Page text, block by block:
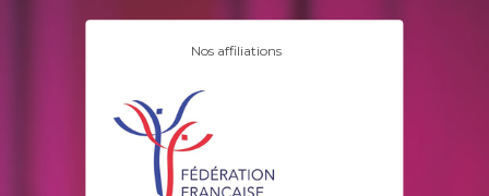
Nos affiliations